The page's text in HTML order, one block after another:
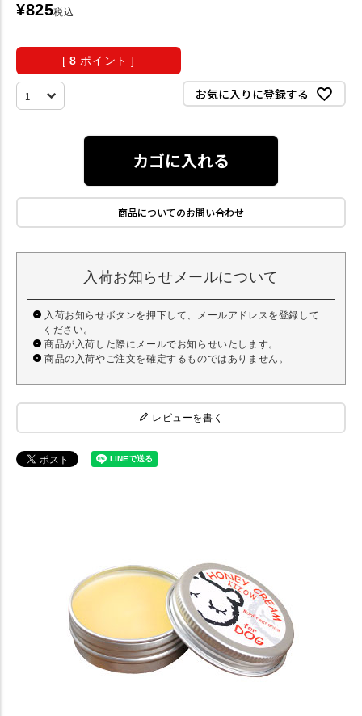
¥825税込
[ 8 ポイント ]
お気に入りに登録する
カゴに入れる
商品についてのお問い合わせ
入荷お知らせメールについて
入荷お知らせボタンを押下して、メールアドレスを登録して
ください。
商品が入荷した際にメールでお知らせいたします。
商品の入荷やご注文を確定するものではありません。
レビューを書く